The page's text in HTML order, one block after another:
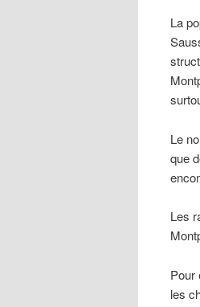
La
Le
que
Les
Pour
les